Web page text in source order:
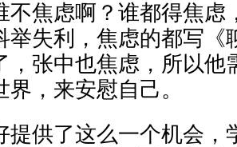
不焦虑啊？谁都得焦虑
举失利，焦虑的都写《
，张中也焦虑，所以
，来安慰自己。
提供了这么一个机会，